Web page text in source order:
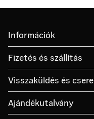
Információk
Fizetés és szállítás
Visszaküldés és csere
Ajándékutalvány